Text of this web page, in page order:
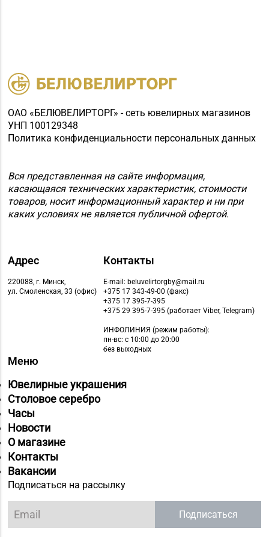
ОАО «БЕЛЮВЕЛИРТОРГ» - сеть ювелирных магазинов
УНП 100129348
Политика конфиденциальности персональных данных
Вся представленная на сайте информация,
касающаяся технических характеристик, стоимости
товаров, носит информационный характер и ни при
каких условиях не является публичной офертой.
Адрес
220088, г. Минск,
ул. Смоленская, 33 (офис)
Контакты
E-mail: beluvelirtorgby@mail.ru
+375 17 343-49-00 (факс)
+375 17 395-7-395
+375 29 395-7-395 (работает Viber, Telegram)
ИНФОЛИНИЯ (режим работы):
пн-вс: с 10:00 до 20:00
без выходных
Меню
Ювелирные украшения
Столовое серебро
Часы
Новости
О магазине
Контакты
Вакансии
Подписаться на рассылку
Подписаться